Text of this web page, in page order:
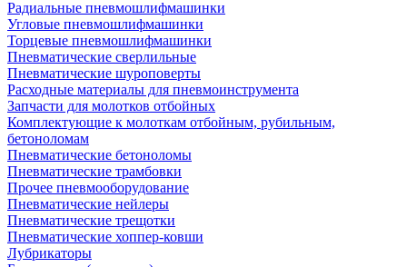
Радиальные пневмошлифмашинки
Угловые пневмошлифмашинки
Торцевые пневмошлифмашинки
Пневматические сверлильные
Пневматические шуроповерты
Расходные материалы для пневмоинструмента
Запчасти для молотков отбойных
Комплектующие к молоткам отбойным, рубильным,
бетоноломам
Пневматические бетоноломы
Пневматические трамбовки
Прочее пневмооборудование
Пневматические нейлеры
Пневматические трещотки
Пневматические хоппер-ковши
Лубрикаторы